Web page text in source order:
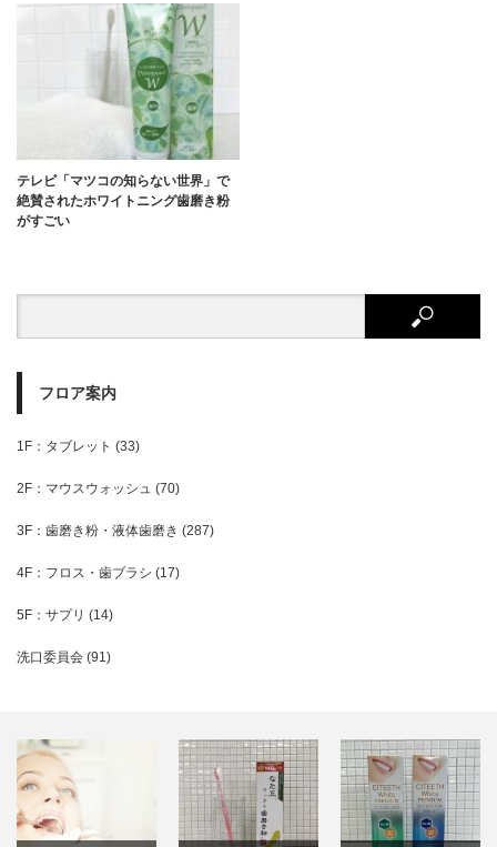
テレビ「マツコの知らない世界」で
絶賛されたホワイトニング歯磨き粉
がすごい
フロア案内
1F：タブレット (33)
2F：マウスウォッシュ (70)
3F：歯磨き粉・液体歯磨き (287)
4F：フロス・歯ブラシ (17)
5F：サプリ (14)
洗口委員会 (91)